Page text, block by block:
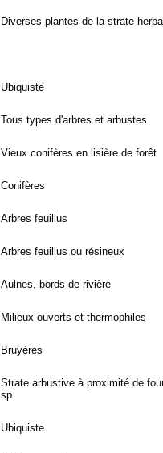
Diverses plantes de la strate
Ubiquiste
Tous types d'arbres et arbustes
Vieux conifères en lisière de forêt
Conifères
Arbres feuillus
Arbres feuillus ou résineux
Aulnes, bords de rivière
Milieux ouverts et thermophiles
Bruyères
Strate arbustive à proximité de
sp
Ubiquiste